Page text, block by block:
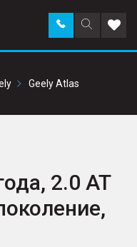
Поиск
по
Заказать
звонок в
Geely Atlas
2.0 AT